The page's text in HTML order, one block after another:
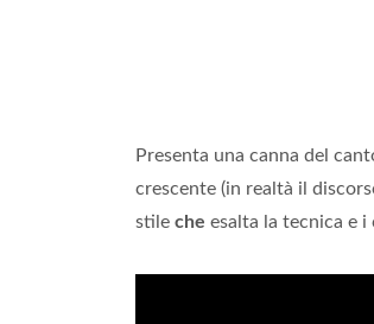
Presenta una canna del
crescente (in realtà il
stile che esalta la tecnica e